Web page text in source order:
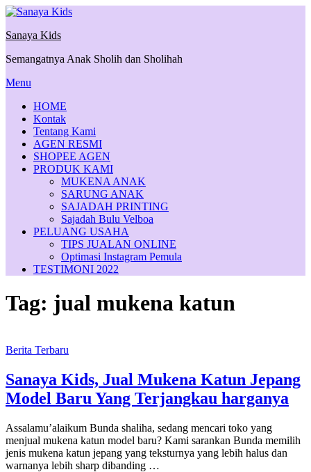
Skip
content
Sanaya Kids
Semangatnya Anak Sholih dan Sholihah
Menu
HOME
Kontak
Tentang Kami
AGEN RESMI
SHOPEE AGEN
PRODUK KAMI
MUKENA ANAK
SARUNG ANAK
SAJADAH PRINTING
Sajadah Bulu Velboa
PELUANG USAHA
TIPS JUALAN ONLINE
Optimasi Instagram Pemula
TESTIMONI 2022
Tag: jual mukena katun
Berita Terbaru
Sanaya Kids, Jual Mukena Katun Jepang
Model Baru Yang Terjangkau harganya
Assalamu’alaikum Bunda shaliha, sedang mencari toko yang
menjual mukena katun model baru? Kami sarankan Bunda memilih
jenis mukena katun jepang yang teksturnya yang lebih halus dan
warnanya lebih sharp dibanding …